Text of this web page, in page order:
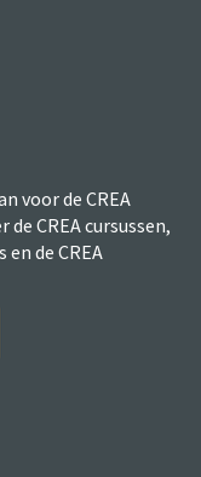
voor de CREA
CREA cursussen,
de CREA